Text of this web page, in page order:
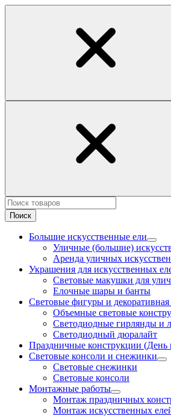
Поиск
Большие искусственные ели
Уличные (большие)
Аренда уличных
Украшения для искусственных
Световые макушки для
Елочные шары и банты
Световые фигуры и
Объемные световые
Светодиодные гирлянды и
Светодиодный дюралайт
Праздничные конструкции (День
Световые консоли и снежинки
Световые снежинки
Световые консоли
Монтажные работы
Монтаж праздничных
Монтаж искусственных